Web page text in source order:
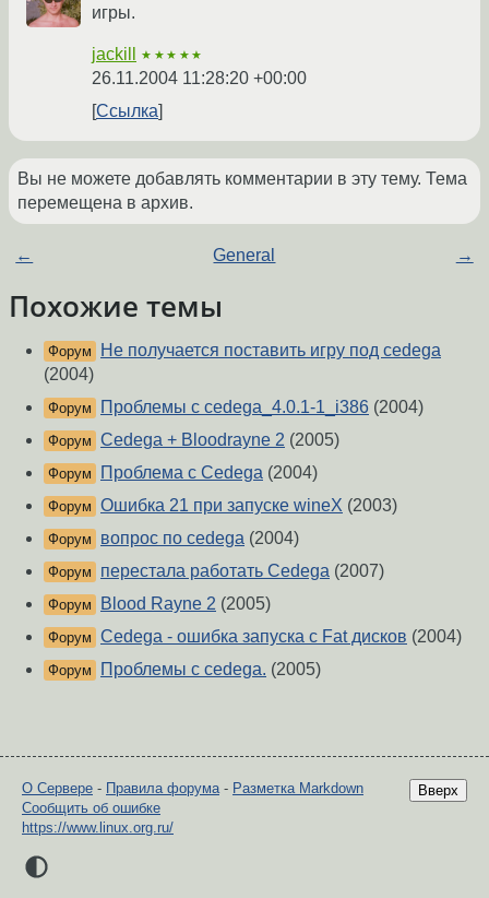
игры.
jackill ★★★★★
26.11.2004 11:28:20 +00:00
Ссылка
Вы не можете добавлять комментарии в эту тему. Тема
перемещена в архив.
← General →
Похожие темы
Форум
Не получается поставить игру под cedega
(2004)
Форум Проблемы с cedega_4.0.1-1_i386 (2004)
Форум Cedega + Bloodrayne 2 (2005)
Форум Проблема с Cedega (2004)
Форум Ошибка 21 при запуске wineX (2003)
Форум вопрос по cedega (2004)
Форум перестала работать Cedega (2007)
Форум Blood Rayne 2 (2005)
Форум Cedega - ошибка запуска с Fat дисков (2004)
Форум Проблемы с cedega. (2005)
Вверх
О Сервере - Правила форума- Разметка Markdown
Сообщить об ошибке
https://www.linux.org.ru/